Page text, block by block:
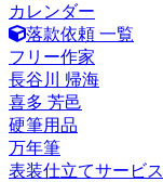
カレンダー
落款依頼 一覧
フリー作家
長谷川 帰海
喜多 芳邑
硬筆用品
万年筆
表装仕立てサービス